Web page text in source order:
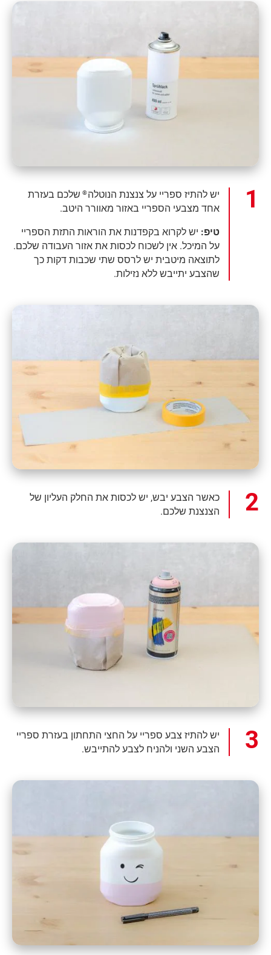
יש להתיז ספריי על צנצנת הנוטלה®שלכם בעזרת
אחד מצבעי הספריי באזור מאוורר היטב.
טיפ: יש לקרוא בקפדנות את הוראות התזת הספריי
על המיכל. אין לשכוח לכסות את אזור העבודה שלכם.
לתוצאה מיטבית יש לרסס שתי שכבות דקות כך
שהצבע יתייבש ללא נזילות.
כאשר הצבע יבש, יש לכסות את החלק העליון של
הצנצנת שלכם.
יש להתיז צבע ספריי על החצי התחתון בעזרת ספריי
הצבע השני ולהניח לצבע להתייבש.